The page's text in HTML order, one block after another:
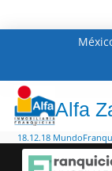
Alfa
18.12.18